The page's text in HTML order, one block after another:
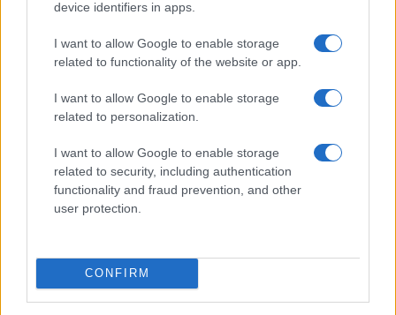
device identifiers in apps.
I want to allow Google to enable storage
related to functionality of the website or app.
I want to allow Google to enable storage
related to personalization.
I want to allow Google to enable storage
related to security, including authentication
functionality and fraud prevention, and other
user protection.
CONFIRM
Vuoi rimanere sempre aggiornato?
Iscriviti alla newsletter di Gallura Oggi e ricevi le nostre
email periodiche contenenti le ultime notizie pubblicate
*campo obbligatorio
Indirizzo email*
Utilizziamo Mailchimp come piattaforma di
marketing. Iscrivendoti alla newsletter accetti che le
tue informazioni siano trasferite a Mailchimp per
l'elaborazione.Leggi qui l'informativa sulla privacy